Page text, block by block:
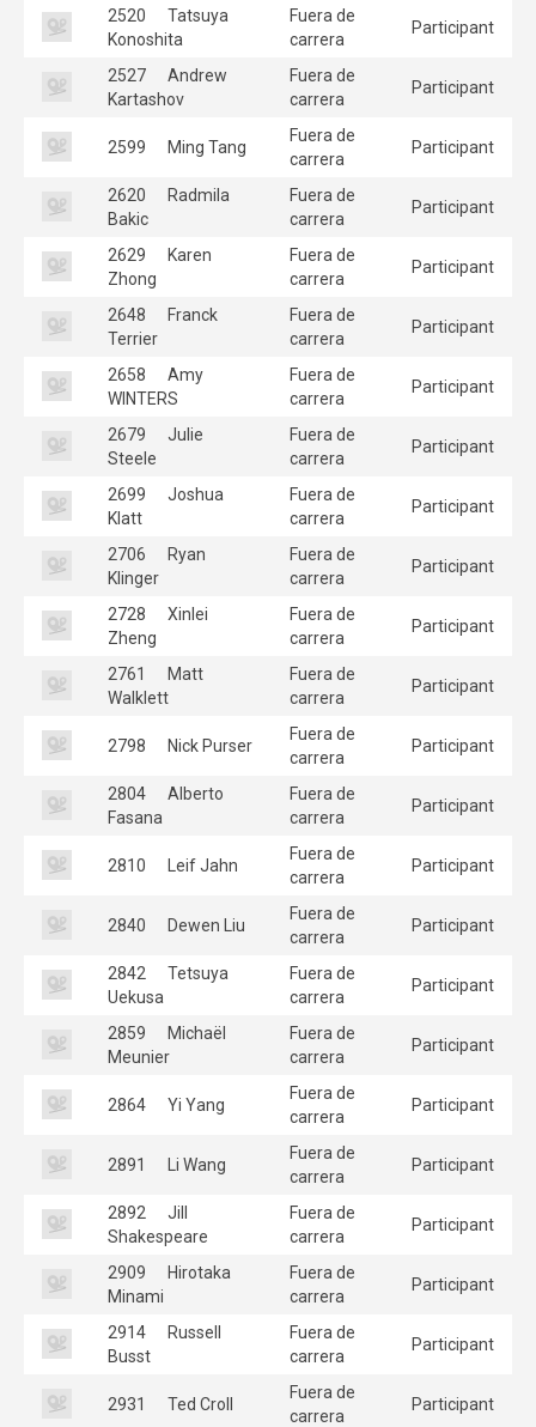
2520
Tatsuya
Konoshita
Fuera de
carrera
Participant
2527
Andrew
Kartashov
Fuera de
carrera
Participant
2599 Ming Tang
Fuera de
carrera
Participant
2620
Radmila
Bakic
Fuera de
carrera
Participant
2629
Karen
Zhong
Fuera de
carrera
Participant
2648
Franck
Terrier
Fuera de
carrera
Participant
2658
Amy
WINTERS
Fuera de
carrera
Participant
2679
Julie
Steele
Fuera de
carrera
Participant
2699
Joshua
Klatt
Fuera de
carrera
Participant
2706
Ryan
Klinger
Fuera de
carrera
Participant
2728
Xinlei
Zheng
Fuera de
carrera
Participant
2761
Matt
Walklett
Fuera de
carrera
Participant
2798 Nick Purser
Fuera de
carrera
Participant
2804
Alberto
Fasana
Fuera de
carrera
Participant
2810 Leif Jahn
Fuera de
carrera
Participant
2840 Dewen Liu
Fuera de
carrera
Participant
2842
Tetsuya
Uekusa
Fuera de
carrera
Participant
2859
Michaël
Meunier
Fuera de
carrera
Participant
2864 Yi Yang
Fuera de
carrera
Participant
2891 Li Wang
Fuera de
carrera
Participant
2892
Jill
Shakespeare
Fuera de
carrera
Participant
2909
Hirotaka
Minami
Fuera de
carrera
Participant
2914
Russell
Busst
Fuera de
carrera
Participant
2931 Ted Croll
Fuera de
carrera
Participant